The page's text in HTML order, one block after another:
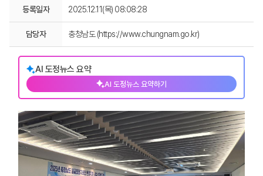
등록일자 2025.12.11(목) 08:08:28
담당자 충청남도 (https://www.chungnam.go.kr)
AI 도정뉴스 요약
AI 도정뉴스 요약하기